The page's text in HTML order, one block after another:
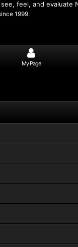
feel, and
1999.
My Page